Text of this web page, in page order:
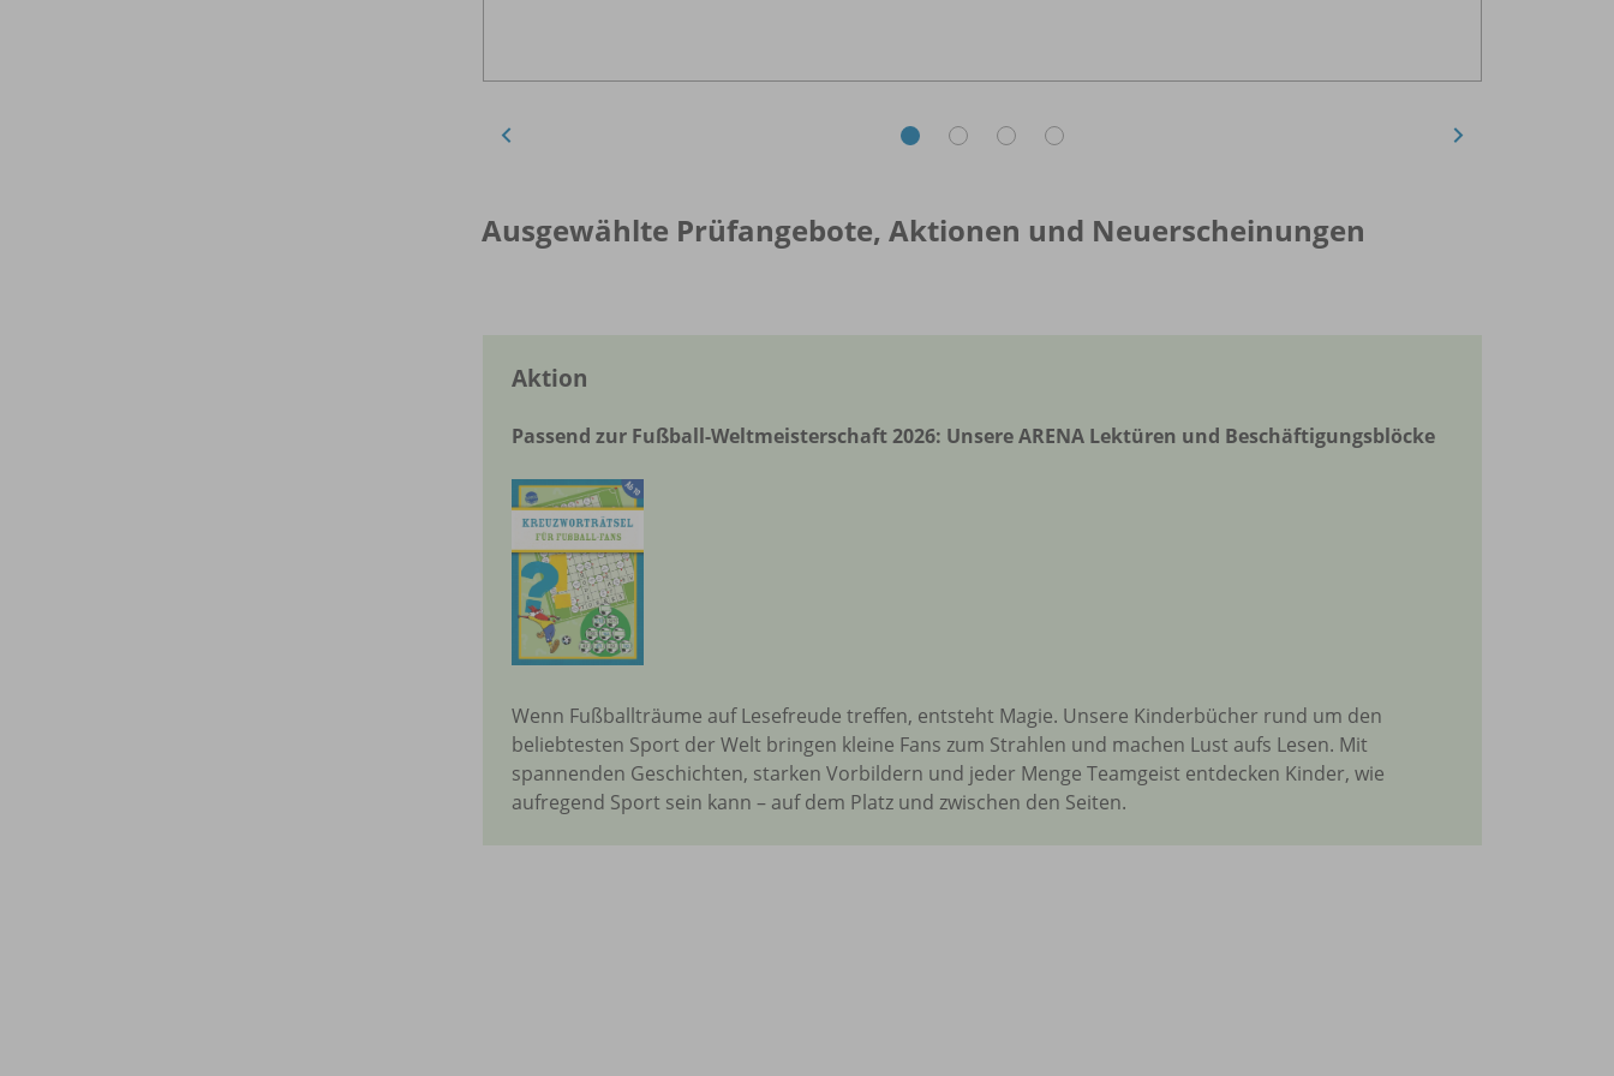
Ausgewählte Prüfangebote, Aktionen und Neuerscheinungen
Aktion
Passend zur Fußball-Weltmeisterschaft 2026: Unsere ARENA Lektüren und Beschäftigungsblöcke
Wenn Fußballträume auf Lesefreude treffen, entsteht Magie. Unsere Kinderbücher rund um den
beliebtesten Sport der Welt bringen kleine Fans zum Strahlen und machen Lust aufs Lesen. Mit
spannenden Geschichten, starken Vorbildern und jeder Menge Teamgeist entdecken Kinder, wie
aufregend Sport sein kann – auf dem Platz und zwischen den Seiten.